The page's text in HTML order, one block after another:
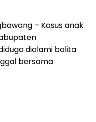
– Kasus anak
dialami balita
bersama